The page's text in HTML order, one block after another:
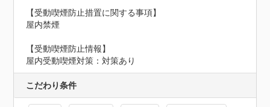
【受動喫煙防止措置に関する事項】
屋内禁煙
【受動喫煙防止情報】
屋内受動喫煙対策：対策あり
こだわり条件